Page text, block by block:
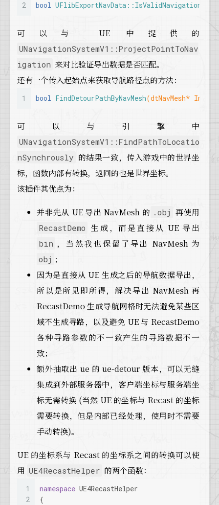
2
bool
可以与 UE 中提供的
UNavigationSystemV1::ProjectPointToNav
igation 来对比验证导出数据是否匹配。
还有一个传入起始点来获取导航路径点的方法：
1 bool FindDetourPathByNavMesh(dtNavMesh*
可以与引擎中
UNavigationSystemV1::FindPathToLocatio
nSynchrously 的结果一致，传入游戏中的世界坐
标，函数内部有转换，返回的也是世界坐标。
该插件其优点为：
并非先从 UE 导出 NavMesh 的 .obj 再使用
RecastDemo 生成，而是直接从 UE 导出
bin ，当然我也保留了导出 NavMesh 为
obj ；
因为是直接从 UE 生成之后的导航数据导出，
所以是所见即所得，解决导出 NavMesh 再
RecastDemo 生成导航网格时无法避免某些区
域不生成寻路，以及避免 UE 与 RecastDemo
各种寻路参数的不一致产生的寻路数据不一
致；
额外抽取出 ue 的 ue-detour 版本，可以无缝
集成到外部服务器中，客户端坐标与服务端坐
标无需转换 (当然 UE 的坐标与 Recast 的坐标
需要转换，但是内部已经处理，使用时不需要
手动转换)。
UE 的坐标系与 Recast 的坐标系之间的转换可以使
用 UE4RecastHelper 的两个函数：
1
2
namespace UE4RecastHelper
{